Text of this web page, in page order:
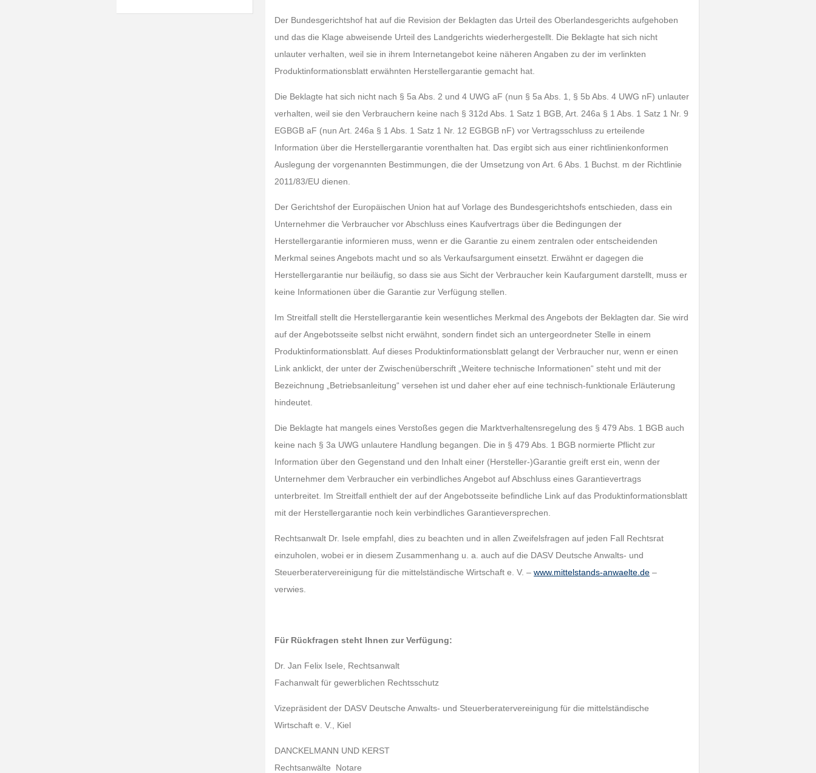
Der Bundesgerichtshof hat auf die Revision der Beklagten das Urteil des Oberlandesgerichts aufgehoben
und das die Klage abweisende Urteil des Landgerichts wiederhergestellt. Die Beklagte hat sich nicht
unlauter verhalten, weil sie in ihrem Internetangebot keine näheren Angaben zu der im verlinkten
Produktinformationsblatt erwähnten Herstellergarantie gemacht hat.
Die Beklagte hat sich nicht nach § 5a Abs. 2 und 4 UWG aF (nun § 5a Abs. 1, § 5b Abs. 4 UWG nF) unlauter
verhalten, weil sie den Verbrauchern keine nach § 312d Abs. 1 Satz 1 BGB, Art. 246a § 1 Abs. 1 Satz 1 Nr. 9
EGBGB aF (nun Art. 246a § 1 Abs. 1 Satz 1 Nr. 12 EGBGB nF) vor Vertragsschluss zu erteilende
Information über die Herstellergarantie vorenthalten hat. Das ergibt sich aus einer richtlinienkonformen
Auslegung der vorgenannten Bestimmungen, die der Umsetzung von Art. 6 Abs. 1 Buchst. m der Richtlinie
2011/83/EU dienen.
Der Gerichtshof der Europäischen Union hat auf Vorlage des Bundesgerichtshofs entschieden, dass ein
Unternehmer die Verbraucher vor Abschluss eines Kaufvertrags über die Bedingungen der
Herstellergarantie informieren muss, wenn er die Garantie zu einem zentralen oder entscheidenden
Merkmal seines Angebots macht und so als Verkaufsargument einsetzt. Erwähnt er dagegen die
Herstellergarantie nur beiläufig, so dass sie aus Sicht der Verbraucher kein Kaufargument darstellt, muss er
keine Informationen über die Garantie zur Verfügung stellen.
Im Streitfall stellt die Herstellergarantie kein wesentliches Merkmal des Angebots der Beklagten dar. Sie wird
auf der Angebotsseite selbst nicht erwähnt, sondern findet sich an untergeordneter Stelle in einem
Produktinformationsblatt. Auf dieses Produktinformationsblatt gelangt der Verbraucher nur, wenn er einen
Link anklickt, der unter der Zwischenüberschrift „Weitere technische Informationen“ steht und mit der
Bezeichnung „Betriebsanleitung“ versehen ist und daher eher auf eine technisch-funktionale Erläuterung
hindeutet.
Die Beklagte hat mangels eines Verstoßes gegen die Marktverhaltensregelung des § 479 Abs. 1 BGB auch
keine nach § 3a UWG unlautere Handlung begangen. Die in § 479 Abs. 1 BGB normierte Pflicht zur
Information über den Gegenstand und den Inhalt einer (Hersteller-)Garantie greift erst ein, wenn der
Unternehmer dem Verbraucher ein verbindliches Angebot auf Abschluss eines Garantievertrags
unterbreitet. Im Streitfall enthielt der auf der Angebotsseite befindliche Link auf das Produktinformationsblatt
mit der Herstellergarantie noch kein verbindliches Garantieversprechen.
Rechtsanwalt Dr. Isele empfahl, dies zu beachten und in allen Zweifelsfragen auf jeden Fall Rechtsrat
einzuholen, wobei er in diesem Zusammenhang u. a. auch auf die DASV Deutsche Anwalts- und
Steuerberatervereinigung für die mittelständische Wirtschaft e. V. –www.mittelstands-anwaelte.de –
verwies.
Für Rückfragen steht Ihnen zur Verfügung:
Dr. Jan Felix Isele, Rechtsanwalt
Fachanwalt für gewerblichen Rechtsschutz
Vizepräsident der DASV Deutsche Anwalts- und Steuerberatervereinigung für die mittelständische
Wirtschaft e. V., Kiel
DANCKELMANN UND KERST
Rechtsanwälte Notare